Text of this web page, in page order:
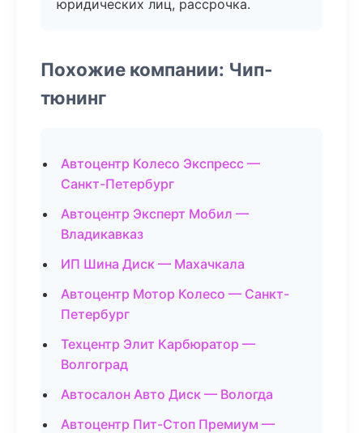
юридических лиц, рассрочка.
Похожие компании: Чип-
тюнинг
Автоцентр Колесо Экспресс —
Санкт-Петербург
Автоцентр Эксперт Мобил —
Владикавказ
ИП Шина Диск — Махачкала
Автоцентр Мотор Колесо — Санкт-
Петербург
Техцентр Элит Карбюратор —
Волгоград
Автосалон Авто Диск — Вологда
Автоцентр Пит-Стоп Премиум —